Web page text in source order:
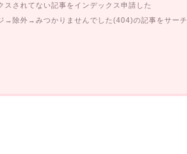
されてない記事をインデックス申請した
除外→みつかりませんでした(404)の記事をサーチ